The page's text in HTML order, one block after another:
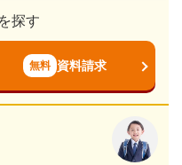
探す
無料 資料請求